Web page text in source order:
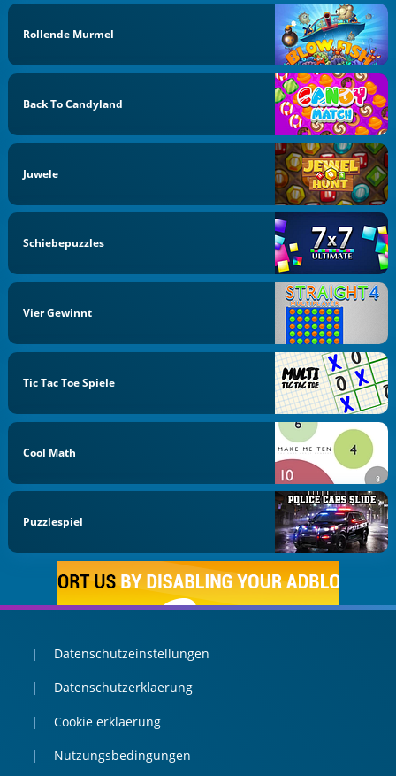
Rollende Murmel
Back To Candyland
Juwele
Schiebepuzzles
Vier Gewinnt
Tic Tac Toe Spiele
Cool Math
Puzzlespiel
Datenschutzeinstellungen
Datenschutzerklaerung
Cookie erklaerung
Nutzungsbedingungen